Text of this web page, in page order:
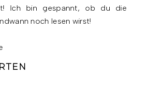
Ich bin gespannt, ob du die
noch lesen wirst!